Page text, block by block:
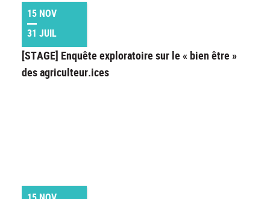
15 NOV
31 JUIL
[STAGE] Enquête exploratoire sur le « bien être »
des agriculteur.ices